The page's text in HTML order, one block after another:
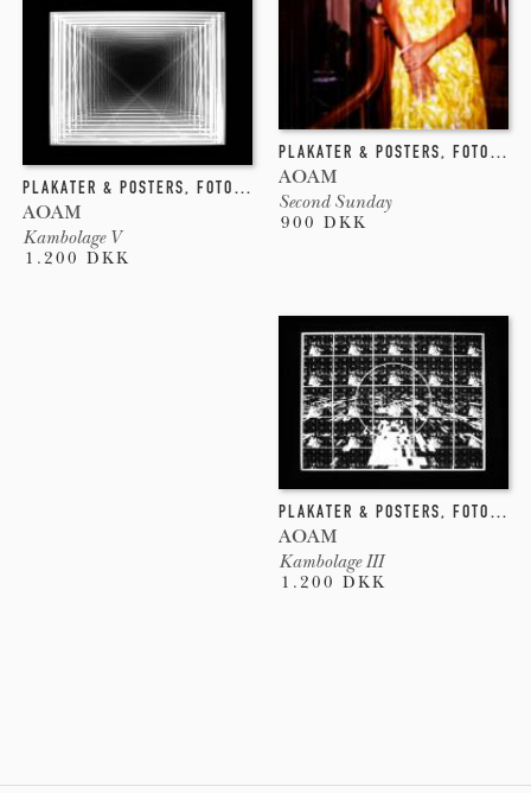
PLAKATER & POSTERS, FOTOGRAFI
AOAM
Second Sunday
900 DKK
PLAKATER & POSTERS, FOTOGRAFI ,GICLEE
AOAM
Kambolage V
1.200 DKK
PLAKATER & POSTERS, FOTOGRAFI
AOAM
Kambolage III
1.200 DKK